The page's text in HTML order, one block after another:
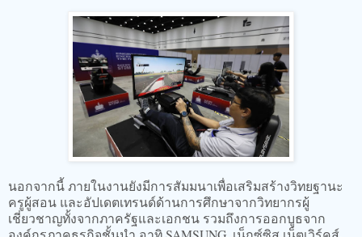
นอกจากนี้ ภายในงานยังมีการสัมมนาเพื่อเสริมสร้างวิทยฐานะ
ครูผู้สอน และอัปเดตเทรนด์ด้านการศึกษาจากวิทยากรผู้
เชี่ยวชาญทั้งจากภาครัฐและเอกชน รวมถึงการออกบูธจาก